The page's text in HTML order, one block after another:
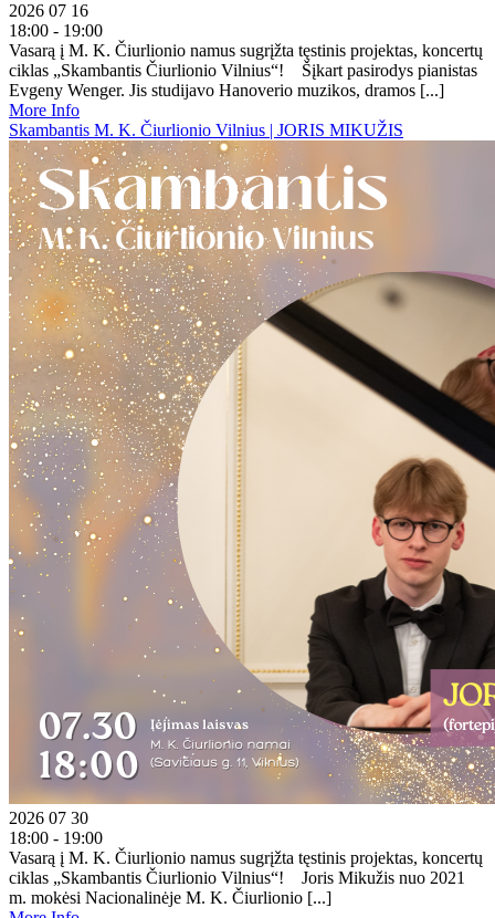
2026 07 16
18:00 - 19:00
Vasarą į M. K. Čiurlionio namus sugrįžta tęstinis projektas, koncertų
ciklas „Skambantis Čiurlionio Vilnius“! Šįkart pasirodys pianistas
Evgeny Wenger. Jis studijavo Hanoverio muzikos, dramos [...]
More Info
Skambantis M. K. Čiurlionio Vilnius | JORIS MIKUŽIS
2026 07 30
18:00 - 19:00
Vasarą į M. K. Čiurlionio namus sugrįžta tęstinis projektas, koncertų
ciklas „Skambantis Čiurlionio Vilnius“! Joris Mikužis nuo 2021
m. mokėsi Nacionalinėje M. K. Čiurlionio [...]